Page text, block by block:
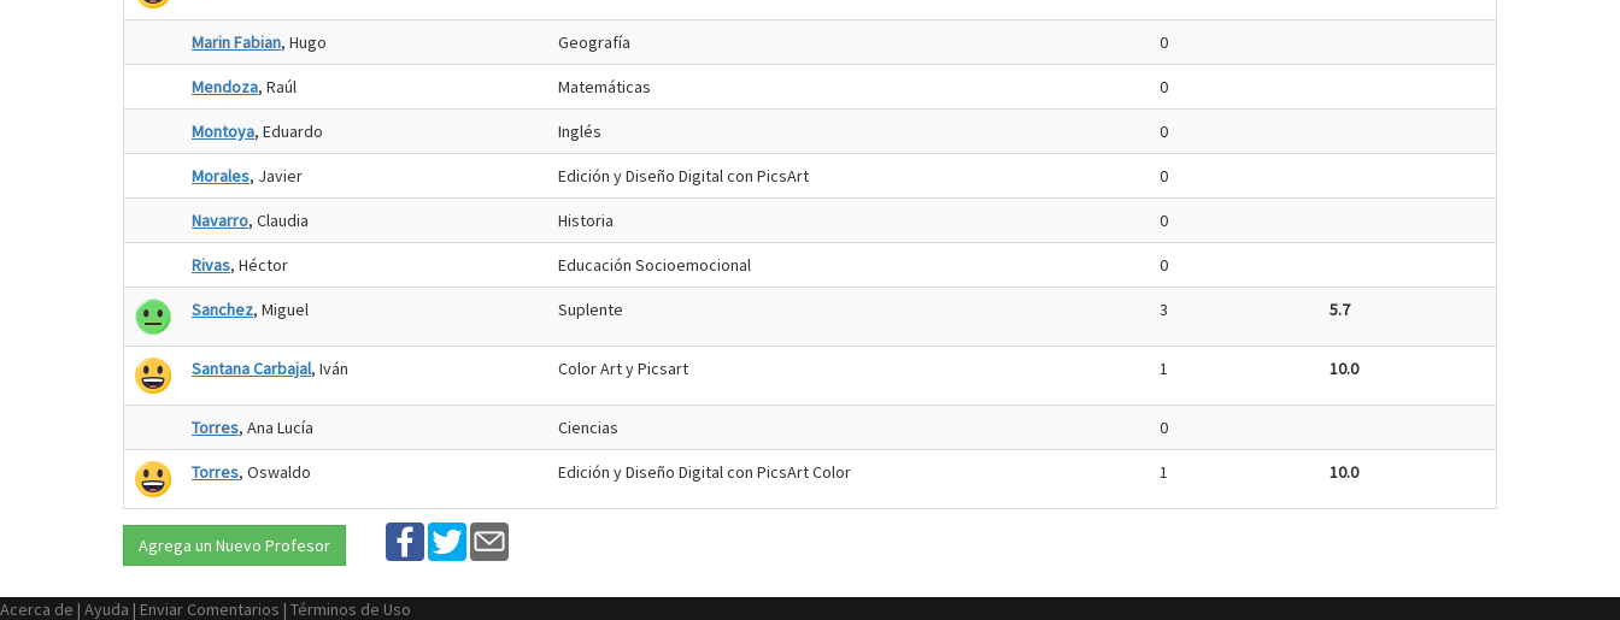
Marin Fabian, Hugo Geografía 0
Mendoza, Raúl Matemáticas 0
Montoya, Eduardo Inglés 0
Morales, Javier Edición y Diseño Digital con PicsArt 0
Navarro, Claudia Historia 0
Rivas, Héctor Educación Socioemocional 0
Sanchez, Miguel Suplente 3 5.7
Santana Carbajal, Iván Color Art y Picsart 1 10.0
Torres, Ana Lucía Ciencias 0
Torres, Oswaldo Edición y Diseño Digital con PicsArt Color 1 10.0
Agrega un Nuevo Profesor
Acerca de | Ayuda | Enviar Comentarios | Términos de Uso